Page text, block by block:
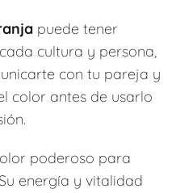
puede tener
cultura y persona,
con tu pareja y
color antes de usarlo
poderoso para
energía y vitalidad